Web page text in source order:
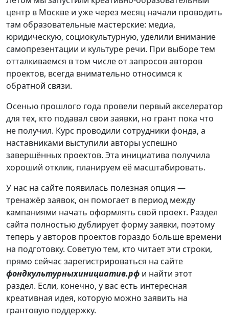
центр в Москве и уже через месяц начали проводить
там образовательные мастерские: медиа,
юридическую, социокультурную, уделили внимание
самопрезентации и культуре речи. При выборе тем
отталкиваемся в том числе от запросов авторов
проектов, всегда внимательно относимся к
обратной связи.
Осенью прошлого года провели первый акселератор
для тех, кто подавал свои заявки, но грант пока что
не получил. Курс проводили сотрудники фонда, а
наставниками выступили авторы успешно
завершённых проектов. Эта инициатива получила
хороший отклик, планируем её масштабировать.
У нас на сайте появилась полезная опция —
тренажёр заявок, он помогает в период между
кампаниями начать оформлять свой проект. Раздел
сайта полностью дублирует форму заявки, поэтому
теперь у авторов проектов гораздо больше времени
на подготовку. Советую тем, кто читает эти строки,
прямо сейчас зарегистрироваться на сайте
фондкультурныхинициатив.рф и найти этот
раздел. Если, конечно, у вас есть интересная
креативная идея, которую можно заявить на
грантовую поддержку.